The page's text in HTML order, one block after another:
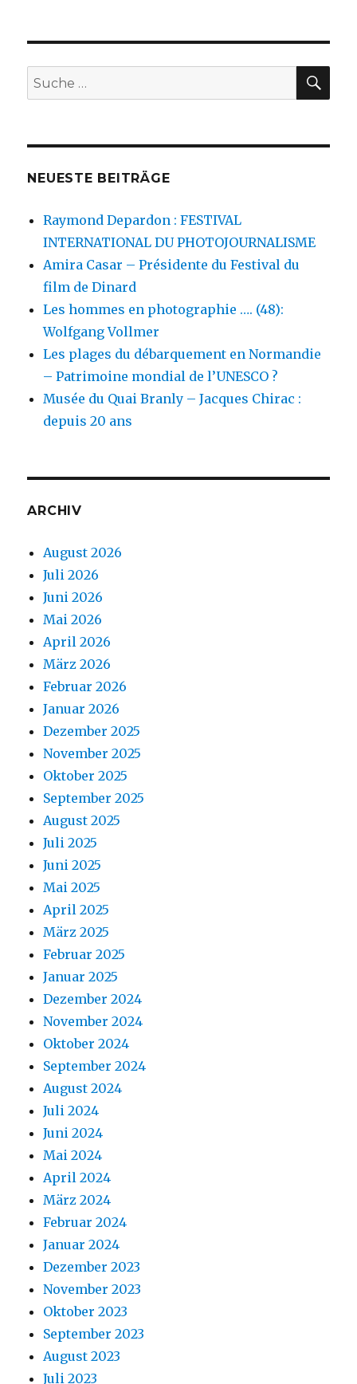
Suche
nach:
NEUESTE BEITRÄGE
Raymond Depardon : FESTIVAL
INTERNATIONAL DU PHOTOJOURNALISME
Amira Casar – Présidente du Festival du
film de Dinard
Les hommes en photographie …. (48):
Wolfgang Vollmer
Les plages du débarquement en Normandie
– Patrimoine mondial de l’UNESCO ?
Musée du Quai Branly – Jacques Chirac :
depuis 20 ans
ARCHIV
August 2026
Juli 2026
Juni 2026
Mai 2026
April 2026
März 2026
Februar 2026
Januar 2026
Dezember 2025
November 2025
Oktober 2025
September 2025
August 2025
Juli 2025
Juni 2025
Mai 2025
April 2025
März 2025
Februar 2025
Januar 2025
Dezember 2024
November 2024
Oktober 2024
September 2024
August 2024
Juli 2024
Juni 2024
Mai 2024
April 2024
März 2024
Februar 2024
Januar 2024
Dezember 2023
November 2023
Oktober 2023
September 2023
August 2023
Juli 2023